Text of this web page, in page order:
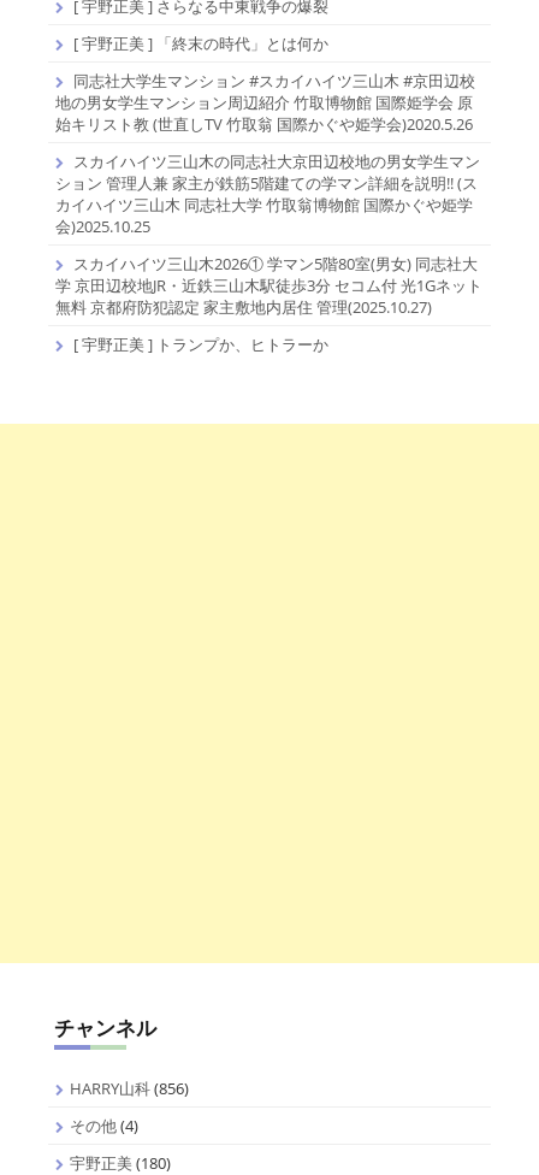
[ 宇野正美 ] さらなる中東戦争の爆裂
[ 宇野正美 ] 「終末の時代」とは何か
同志社大学生マンション #スカイハイツ三山木 #京田辺校
地の男女学生マンション周辺紹介 竹取博物館 国際姫学会 原
始キリスト教 (世直しTV 竹取翁 国際かぐや姫学会)2020.5.26
スカイハイツ三山木の同志社大京田辺校地の男女学生マン
ション 管理人兼 家主が鉄筋5階建ての学マン詳細を説明!! (ス
カイハイツ三山木 同志社大学 竹取翁博物館 国際かぐや姫学
会)2025.10.25
スカイハイツ三山木2026① 学マン5階80室(男女) 同志社大
学 京田辺校地JR・近鉄三山木駅徒歩3分 セコム付 光1Gネット
無料 京都府防犯認定 家主敷地内居住 管理(2025.10.27)
[ 宇野正美 ] トランプか、ヒトラーか
チャンネル
HARRY山科(856)
その他(4)
宇野正美(180)